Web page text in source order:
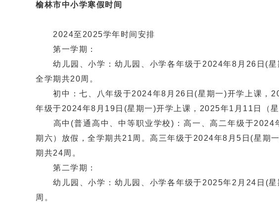
榆林市中小学寒假时间
2024至2025学年时间安排
第一学期：
幼儿园、小学：幼儿园、小学各年级于2024年8月26日(星
全学期共20周。
初中：七、八年级于2024年8月26日(星期一)开学上课，
年级于2024年8月19日(星期一)开学上课，2025年1月11日（
高中(普通高中、中等职业学校)：高一、高二年级于2024
期六）放假，全学期共21周。高三年级于2024年8月5日(星期
期共24周。
第二学期：
幼儿园、小学：幼儿园、小学各年级于2025年2月24日(星
周。